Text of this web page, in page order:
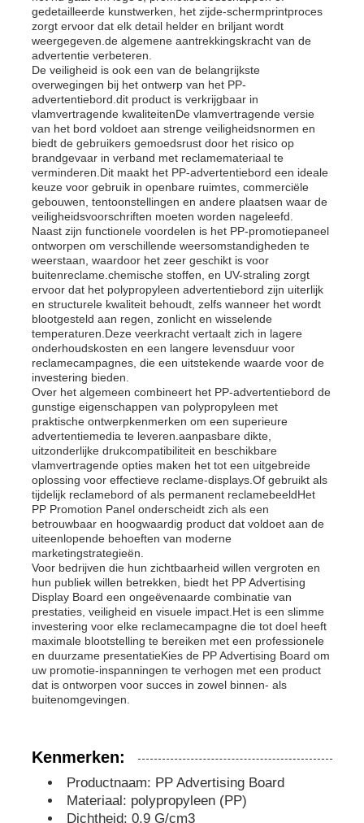
Producten
Over ons
Fabrieksreis
Kwaliteitscontrole
Contacteer ons
nieuws
Alle Gevallen
Vraag een offerte aan
De Plastic Raad van pp
PP Advertising Board
Plastic PP-plaat
PPS-raad
Vlamvertragende polypropyleen plaat
Holle de Bouwraad van pp
PP-wandplaat
polypropyleenblad
gedetailleerde kunstwerken, het zijde-schermprintproces
zorgt ervoor dat elk detail helder en briljant wordt
weergegeven.de algemene aantrekkingskracht van de
advertentie verbeteren.
De veiligheid is ook een van de belangrijkste
overwegingen bij het ontwerp van het PP-
advertentiebord.dit product is verkrijgbaar in
vlamvertragende kwaliteitenDe vlamvertragende versie
van het bord voldoet aan strenge veiligheidsnormen en
biedt de gebruikers gemoedsrust door het risico op
brandgevaar in verband met reclamemateriaal te
verminderen.Dit maakt het PP-advertentiebord een ideale
keuze voor gebruik in openbare ruimtes, commerciële
gebouwen, tentoonstellingen en andere plaatsen waar de
veiligheidsvoorschriften moeten worden nageleefd.
Naast zijn functionele voordelen is het PP-promotiepaneel
ontworpen om verschillende weersomstandigheden te
weerstaan, waardoor het zeer geschikt is voor
buitenreclame.chemische stoffen, en UV-straling zorgt
ervoor dat het polypropyleen advertentiebord zijn uiterlijk
en structurele kwaliteit behoudt, zelfs wanneer het wordt
blootgesteld aan regen, zonlicht en wisselende
temperaturen.Deze veerkracht vertaalt zich in lagere
onderhoudskosten en een langere levensduur voor
reclamecampagnes, die een uitstekende waarde voor de
investering bieden.
Over het algemeen combineert het PP-advertentiebord de
gunstige eigenschappen van polypropyleen met
praktische ontwerpkenmerken om een superieure
advertentiemedia te leveren.aanpasbare dikte,
uitzonderlijke drukcompatibiliteit en beschikbare
vlamvertragende opties maken het tot een uitgebreide
oplossing voor effectieve reclame-displays.Of gebruikt als
tijdelijk reclamebord of als permanent reclamebeeldHet
PP Promotion Panel onderscheidt zich als een
betrouwbaar en hoogwaardig product dat voldoet aan de
uiteenlopende behoeften van moderne
marketingstrategieën.
Voor bedrijven die hun zichtbaarheid willen vergroten en
hun publiek willen betrekken, biedt het PP Advertising
Display Board een ongeëvenaarde combinatie van
prestaties, veiligheid en visuele impact.Het is een slimme
investering voor elke reclamecampagne die tot doel heeft
maximale blootstelling te bereiken met een professionele
en duurzame presentatieKies de PP Advertising Board om
uw promotie-inspanningen te verhogen met een product
dat is ontworpen voor succes in zowel binnen- als
buitenomgevingen.
Kenmerken:
Productnaam: PP Advertising Board
Materiaal: polypropyleen (PP)
Dichtheid: 0,9 G/cm3